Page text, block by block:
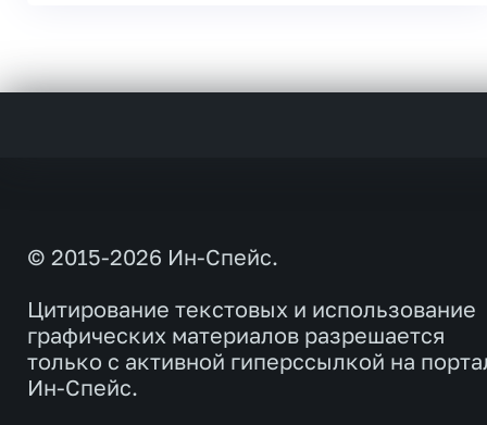
© 2015-2026 Ин-Спейс.
Цитирование текстовых и использование
графических материалов разрешается
только с активной гиперссылкой на
Ин-Спейс.